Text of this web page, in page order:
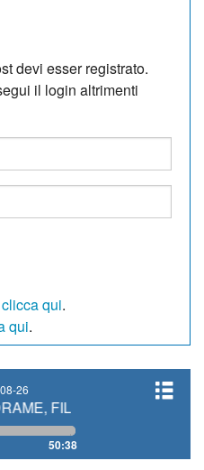
devi esser registrato.
il login altrimenti
clicca qui.
qui.
26
FIORELLI
50:38